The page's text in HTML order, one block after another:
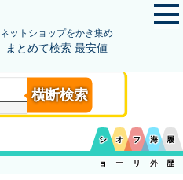
ネットショップをかき集め
まとめて検索 最安値
横断検索
シ
ョ
オ
ー
フ
リ
海
外
履
歴